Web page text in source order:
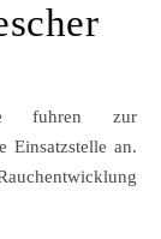
Einsatzstelle an.